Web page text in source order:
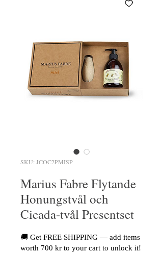
SKU: JCOC2PMISP
Marius Fabre Flytande
Honungstvål och
Cicada-tvål Presentset
🚚 Get FREE SHIPPING — add items
worth 700 kr to your cart to unlock it!